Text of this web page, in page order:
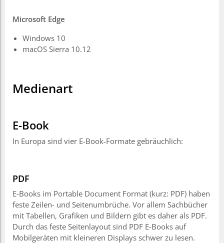
Microsoft Edge
Windows 10
macOS Sierra 10.12
Medienart
E-Book
In Europa sind vier E-Book-Formate gebräuchlich:
PDF
E-Books im Portable Document Format (kurz: PDF) haben
feste Zeilen- und Seitenumbrüche. Vor allem Sachbücher
mit Tabellen, Grafiken und Bildern gibt es daher als PDF.
Durch das feste Seitenlayout sind PDF E-Books auf
Mobilgeräten mit kleineren Displays schwer zu lesen.